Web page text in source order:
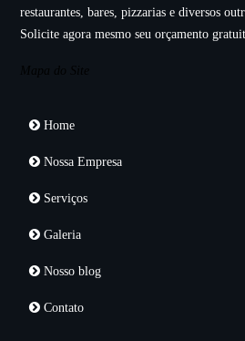
restaurantes, bares, pizzarias e diversos
Solicite agora mesmo seu orçamento
Mapa do Site
Home
Nossa Empresa
Serviços
Galeria
Nosso blog
Contato